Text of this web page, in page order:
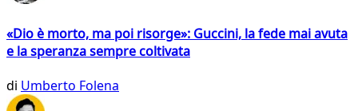
«Dio è morto, ma poi risorge»: Guccini, la fede mai avuta
e la speranza sempre coltivata
di Umberto Folena